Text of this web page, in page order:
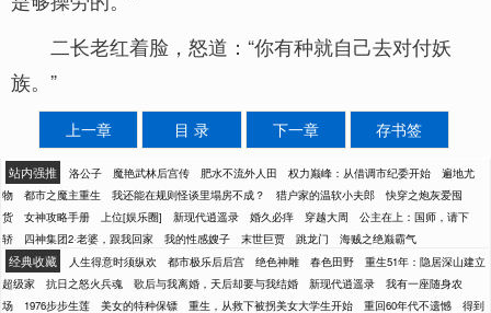
二长老红着脸，怒道：“你有种就自己去对付妖
族。”
上一章 目 录 下一章 存书签
站内强推 洛公子 魔艳武林后宫传 肥水不流外人田 权力巅峰：从借调市纪委开始
遍地尤
物
都市之魔主重生 我还能在规则怪谈里塌房不成？ 猎户家的温软小夫郎
快穿之炮灰爱囤
货
女神攻略手册 上位[娱乐圈] 新现代逍遥录 婚久必痒 穿越大周
公主在上：国师，请下
轿
四神集团2·老婆，跟我回家 我的性感嫂子 末世巨贾 跳龙门 海贼之绝巅霸气
经典收藏 人生得意时须纵欢 都市极乐后后宫 绝色神雕 春色田野
重生51年：隐居深山建立
超级家
抗日之怒火兵魂 歌后与我离婚，天后却要与我结婚 新现代逍遥录
我有一座随身农
场
1976步步生莲 美女的特种保镖 重生，从救下被拐美女大学生开始 重回60年代不遗憾 得到